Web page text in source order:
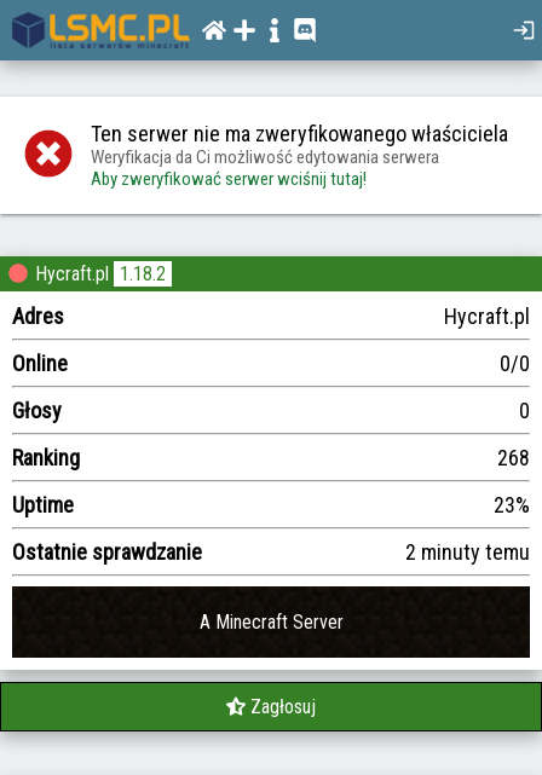
Ten serwer nie ma zweryfikowanego właściciela
Weryfikacja da Ci możliwość edytowania serwera
Aby zweryfikować serwer wciśnij tutaj!
Hycraft.pl 1.18.2
Adres
Hycraft.pl
Online
0/0
Głosy
0
Ranking
268
Uptime
23%
Ostatnie sprawdzanie
2 minuty temu
A Minecraft Server
Zagłosuj